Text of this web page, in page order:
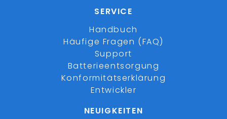
SERVICE
Handbuch
Häufige Fragen (FAQ)
Support
Batterieentsorgung
Konformitätserklärung
Entwickler
NEUIGKEITEN